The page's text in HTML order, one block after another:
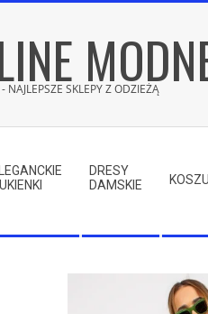
SKLEPY Z ODZIEŻĄ
DRESY
DAMSKIE